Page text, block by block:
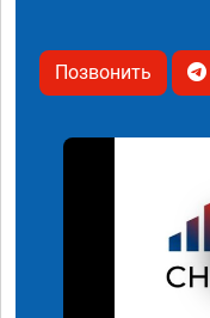
Позвонить